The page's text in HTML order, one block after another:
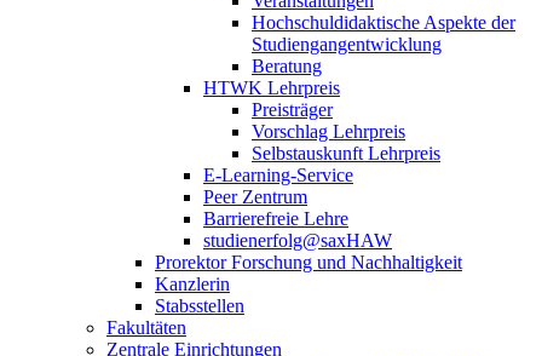
Hochschuldidaktische Aspekte der
Studiengangentwicklung
Beratung
HTWK Lehrpreis
Preisträger
Vorschlag Lehrpreis
Selbstauskunft Lehrpreis
E-Learning-Service
Peer Zentrum
Barrierefreie Lehre
studienerfolg@saxHAW
Prorektor Forschung und Nachhaltigkeit
Kanzlerin
Stabsstellen
Fakultäten
Zentrale Einrichtungen